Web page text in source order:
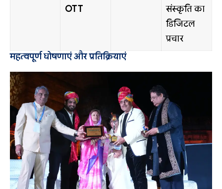
OTT
संस्कृति का
डिजिटल
प्रचार
महत्वपूर्ण घोषणाएं और प्रतिक्रियाएं